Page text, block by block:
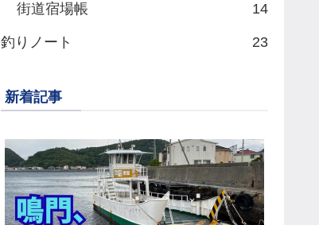
街道宿場帳 14
釣りノート 23
新着記事